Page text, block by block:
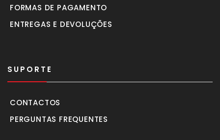
FORMAS DE PAGAMENTO
ENTREGAS E DEVOLUÇÕES
SUPORTE
CONTACTOS
PERGUNTAS FREQUENTES